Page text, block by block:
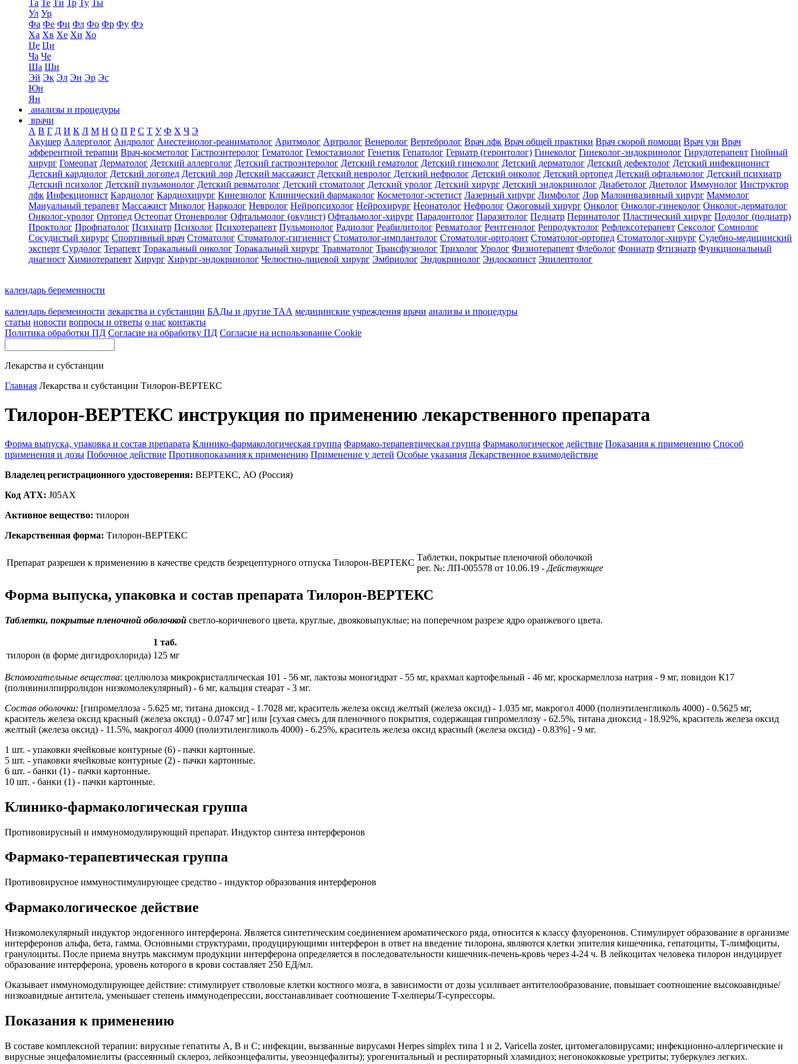
Та Те Ти Тр Ту Ты
Ул Ур
Фа Фе Фи Фл Фо Фр Фу Фэ
Ха Хв Хе Хи Хо
Це Ци
Ча Че
Ша Ши
Эй Эк Эл Эн Эр Эс
Юн
Ян
анализы и процедуры
врачи
А В Г Д И К Л М Н О П Р С Т У Ф Х Ч Э
Акушер Аллерголог Андролог Анестезиолог-реаниматолог Аритмолог Артролог Венеролог Вертебролог Врач лфк Врач общей практики Врач скорой помощи Врач узи Врач
эфферентной терапии Врач-косметолог Гастроэнтеролог Гематолог Гемостазиолог Генетик Гепатолог Гериатр (геронтолог) Гинеколог Гинеколог-эндокринолог Гирудотерапевт Гнойный
хирург Гомеопат Дерматолог Детский аллерголог Детский гастроэнтеролог Детский гематолог Детский гинеколог Детский дерматолог Детский дефектолог Детский инфекционист
Детский кардиолог Детский логопед Детский лор Детский массажист Детский невролог Детский нефролог Детский онколог Детский ортопед Детский офтальмолог Детский психиатр
Детский психолог Детский пульмонолог Детский ревматолог Детский стоматолог Детский уролог Детский хирург Детский эндокринолог Диабетолог Диетолог Иммунолог Инструктор
лфк Инфекционист Кардиолог Кардиохирург Кинезиолог Клинический фармаколог Косметолог-эстетист Лазерный хирург Лимфолог Лор Малоинвазивный хирург Маммолог
Мануальный терапевт Массажист Миколог Нарколог Невролог Нейропсихолог Нейрохирург Неонатолог Нефролог Ожоговый хирург Онколог Онколог-гинеколог Онколог-дерматолог
Онколог-уролог Ортопед Остеопат Отоневролог Офтальмолог (окулист) Офтальмолог-хирург Парадонтолог Паразитолог Педиатр Перинатолог Пластический хирург Подолог (подиатр)
Проктолог Профпатолог Психиатр Психолог Психотерапевт Пульмонолог Радиолог Реабилитолог Ревматолог Рентгенолог Репродуктолог Рефлексотерапевт Сексолог Сомнолог
Сосудистый хирург Спортивный врач Стоматолог Стоматолог-гигиенист Стоматолог-имплантолог Стоматолог-ортодонт Стоматолог-ортопед Стоматолог-хирург Судебно-медицинский
эксперт Сурдолог Терапевт Торакальный онколог Торакальный хирург Травматолог Трансфузиолог Трихолог Уролог Физиотерапевт Флеболог Фониатр Фтизиатр Функциональный
диагност Химиотерапевт Хирург Хирург-эндокринолог Челюстно-лицевой хирург Эмбриолог Эндокринолог Эндоскопист Эпилептолог
календарь беременности
календарь беременности лекарства и субстанции БАДы и другие ТАА медицинские учреждения врачи анализы и процедуры
статьи новости вопросы и ответы о нас контакты
Политика обработки ПД Согласие на обработку ПД Согласие на использование Cookie
Лекарства и субстанции
Главная Лекарства и субстанции Тилорон-ВЕРТЕКС
Тилорон-ВЕРТЕКС инструкция по применению лекарственного препарата
Форма выпуска, упаковка и состав препарата Клинико-фармакологическая группа Фармако-терапевтическая группа Фармакологическое действие Показания к применению Способ
применения и дозы Побочное действие Противопоказания к применению Применение у детей Особые указания Лекарственное взаимодействие
Владелец регистрационного удостоверения: ВЕРТЕКС, АО (Россия)
Код ATX: J05AX
Активное вещество: тилорон
Лекарственная форма: Тилорон-ВЕРТЕКС
Препарат разрешен к применению в качестве средств безрецептурного отпуска Тилорон-ВЕРТЕКС
Таблетки, покрытые пленочной оболочкой
рег. №: ЛП-005578 от 10.06.19 - Действующее
Форма выпуска, упаковка и состав препарата Тилорон-ВЕРТЕКС
Таблетки, покрытые пленочной оболочкой светло-коричневого цвета, круглые, двояковыпуклые; на поперечном разрезе ядро оранжевого цвета.
1 таб.
тилорон (в форме дигидрохлорида) 125 мг
Вспомогательные вещества: целлюлоза микрокристаллическая 101 - 56 мг, лактозы моногидрат - 55 мг, крахмал картофельный - 46 мг, кроскармеллоза натрия - 9 мг, повидон К17
(поливинилпирролидон низкомолекулярный) - 6 мг, кальция стеарат - 3 мг.
Состав оболочки: [гипромеллоза - 5.625 мг, титана диоксид - 1.7028 мг, краситель железа оксид желтый (железа оксид) - 1.035 мг, макрогол 4000 (полиэтиленгликоль 4000) - 0.5625 мг,
краситель железа оксид красный (железа оксид) - 0.0747 мг] или [сухая смесь для пленочного покрытия, содержащая гипромеллозу - 62.5%, титана диоксид - 18.92%, краситель железа оксид
желтый (железа оксид) - 11.5%, макрогол 4000 (полиэтиленгликоль 4000) - 6.25%, краситель железа оксид красный (железа оксид) - 0.83%] - 9 мг.
1 шт. - упаковки ячейковые контурные (6) - пачки картонные.
5 шт. - упаковки ячейковые контурные (2) - пачки картонные.
6 шт. - банки (1) - пачки картонные.
10 шт. - банки (1) - пачки картонные.
Клинико-фармакологическая группа
Противовирусный и иммуномодулирующий препарат. Индуктор синтеза интерферонов
Фармако-терапевтическая группа
Противовирусное иммуностимулирующее средство - индуктор образования интерферонов
Фармакологическое действие
Низкомолекулярный индуктор эндогенного интерферона. Является синтетическим соединением ароматического ряда, относится к классу флуоренонов. Стимулирует образование в организме
интерферонов альфа, бета, гамма. Основными структурами, продуцирующими интерферон в ответ на введение тилорона, являются клетки эпителия кишечника, гепатоциты, Т-лимфоциты,
гранулоциты. После приема внутрь максимум продукции интерферона определяется в последовательности кишечник-печень-кровь через 4-24 ч. В лейкоцитах человека тилорон индуцирует
образование интерферона, уровень которого в крови составляет 250 ЕД/мл.
Оказывает иммуномодулирующее действие: стимулирует стволовые клетки костного мозга, в зависимости от дозы усиливает антителообразование, повышает соотношение высокоавидные/
низкоавидные антитела, уменьшает степень иммунодепрессии, восстанавливает соотношение T-хелперы/T-супрессоры.
Показания к применению
В составе комплексной терапии: вирусные гепатиты А, В и С; инфекции, вызванные вирусами Herpes simplex типа 1 и 2, Varicella zoster, цитомегаловирусами; инфекционно-аллергические и
вирусные энцефаломиелиты (рассеянный склероз, лейкоэнцефалиты, увеоэнцефалиты); урогенитальный и респираторный хламидиоз; негонококковые уретриты; туберкулез легких.